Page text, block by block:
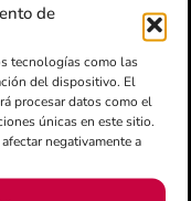
de
tecnologías como las
del dispositivo. El
procesar datos como el
únicas en este sitio.
negativamente a